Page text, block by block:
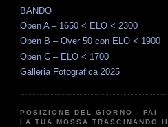
BANDO
Open A – 1650 < ELO < 2300
Open B – Over 50 con ELO < 1900
Open C – ELO < 1700
Galleria Fotografica 2025
POSIZIONE DEL GIORNO - FAI
LA TUA MOSSA TRASCINANDO IL